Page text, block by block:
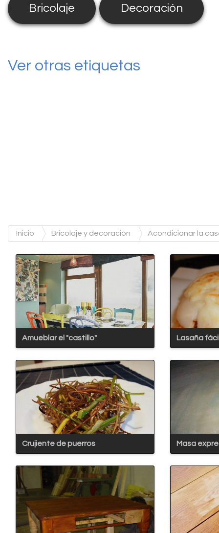
Bricolaje Decoración
Ver otras etiquetas
Inicio Bricolaje y decoración Acondicionar la
Amueblar el "castillo" Lasaña
Crujiente de puerros Masa